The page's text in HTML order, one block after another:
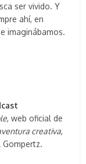
ser vivido. Y
ahí, en
imaginábamos.
, web oficial de
creativa,
Gompertz.